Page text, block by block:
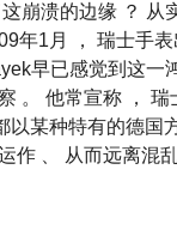
崩溃的边缘 ？ 从
年1月 ， 瑞士手
早已感觉到这一
。 他常宣称 ， 瑞
某种特有的德国
作 、 从而远离混